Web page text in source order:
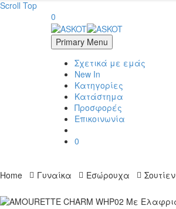
Scroll Top
0
Primary Menu
Σχετικά με εμάς
New In
Κατηγορίες
Κατάστημα
Προσφορές
Επικοινωνία
0
Home Γυναίκα Εσώρουχα Σουτίεν